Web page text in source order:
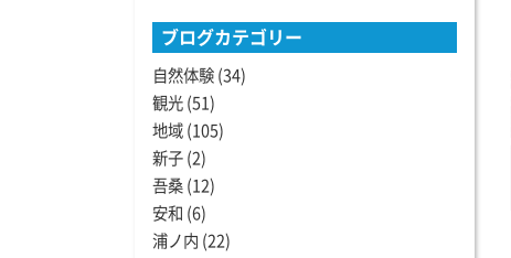
ブログカテゴリー
自然体験 (34)
観光 (51)
地域 (105)
新子 (2)
吾桑 (12)
安和 (6)
浦ノ内 (22)